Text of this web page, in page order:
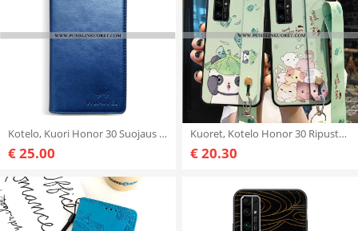
Kotelo, Kuori Honor 30 Suojaus Nahkakuori Murtumaton All Inclusive Tummansiniset
€ 25.00
Kuoret, Kotelo Honor 30 Ripustettavat Koristeet Sarjakuva Puhelimen Net Red All Inclusive Vihreä
€ 20.30